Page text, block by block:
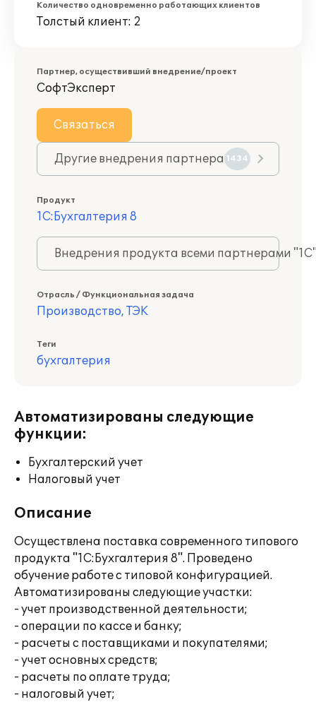
Количество одновременно работающих клиентов
Толстый клиент: 2
Партнер, осуществивший внедрение/проект
СофтЭксперт
Связаться
Другие внедрения партнера 1434
Продукт
1С:Бухгалтерия 8
Внедрения продукта всеми партнерами
Отрасль / Функциональная задача
Производство, ТЭК
Теги
бухгалтерия
Автоматизированы следующие
функции:
Бухгалтерский учет
Налоговый учет
Описание
Осуществлена поставка современного типового
продукта "1С:Бухгалтерия 8". Проведено
обучение работе с типовой конфигурацией.
Автоматизированы следующие участки:
- учет производственной деятельности;
- операции по кассе и банку;
- расчеты с поставщиками и покупателями;
- учет основных средств;
- расчеты по оплате труда;
- налоговый учет;